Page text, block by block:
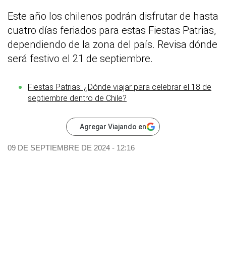
Este año los chilenos podrán disfrutar de hasta
cuatro días feriados para estas Fiestas Patrias,
dependiendo de la zona del país. Revisa dónde
será festivo el 21 de septiembre.
Fiestas Patrias: ¿Dónde viajar para celebrar el 18 de
septiembre dentro de Chile?
Agregar Viajando en
09 DE SEPTIEMBRE DE 2024 - 12:16